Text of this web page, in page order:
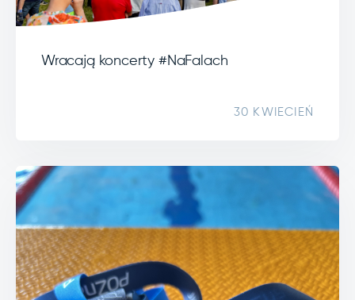
Wracają koncerty #NaFalach
30 KWIECIEŃ